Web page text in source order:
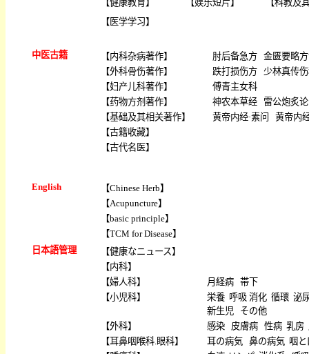
【健康教育】 【娱乐短片】 【科教及
【医学学习】
中医古籍 【内科杂病著作】 肘后备急方 金匮要略
【外科骨伤著作】 跌打损伤方
少林真传
【妇产儿科著作】
傅青主女科
【药物方剂著作】 神农本草经
雷公炮炙论
【基础及其相关著作】 黄帝内经·素问
黄帝内
【古籍收藏】
【古代名医】
English 【Chinese Herb】
【Acupuncture】
【basic principle】
【TCM for Disease】
日本語管理
【健康なニュース】
【内科】
【婦人科】 月経病 帯下
【小児科】 栄養 呼吸 消化 循環 泌
新生児
その他
【外科】 感染 皮膚病 性病 乳房
【耳鼻咽喉科.眼科】 耳の病気 鼻の病気 咽